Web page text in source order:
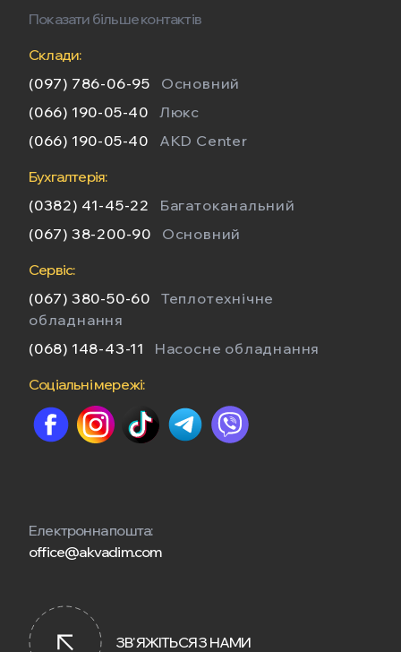
Показати більше контактів
Склади:
(097) 786-06-95
Основний
(066) 190-05-40
Люкс
(066) 190-05-40
AKD Center
Бухгалтерія:
(0382) 41-45-22
Багатоканальний
(067) 38-200-90
Основний
Сервіс:
(067) 380-50-60
Теплотехнічне
обладнання
(068) 148-43-11
Насосне обладнання
Соціальні мережі:
Електронна пошта:
office@akvadim.com
ЗВ'ЯЖІТЬСЯ З НАМИ